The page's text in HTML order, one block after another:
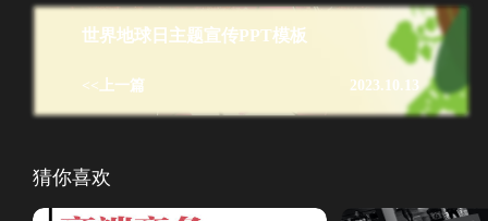
世界地球日主题宣传PPT模板
2023.10.13
<<上一篇
猜你喜欢